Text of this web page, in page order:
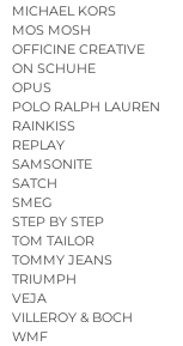
MICHAEL KORS
MOS MOSH
OFFICINE CREATIVE
ON SCHUHE
OPUS
POLO RALPH LAUREN
RAINKISS
REPLAY
SAMSONITE
SATCH
SMEG
STEP BY STEP
TOM TAILOR
TOMMY JEANS
TRIUMPH
VEJA
VILLEROY & BOCH
WMF